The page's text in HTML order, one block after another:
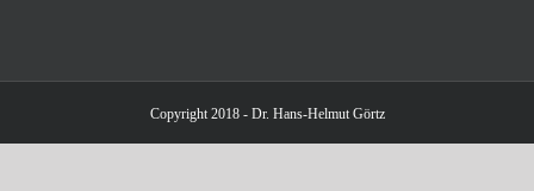
Copyright 2018 - Dr. Hans-Helmut Görtz